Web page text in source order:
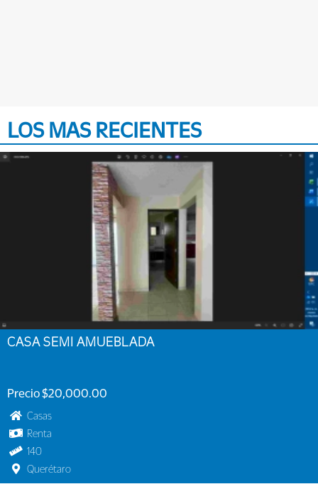
LOS MAS RECIENTES
CASA SEMI AMUEBLADA
Precio $20,000.00
Casas
Renta
140
Querétaro